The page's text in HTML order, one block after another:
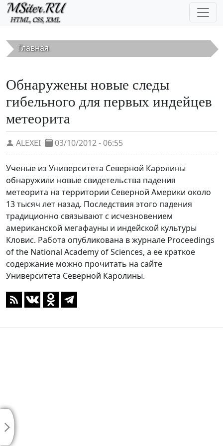
Перейти к основному содержанию
Главная
Обнаружены новые следы
гибельного для первых индейцев
метеорита
ALEXEI 03/10/2012 - 06:55
Ученые из Университета Северной Каролины
обнаружили новые свидетельства падения
метеорита на территории Северной Америки около
13 тысяч лет назад. Последствия этого падения
традиционно связывают с исчезновением
американской мегафауны и индейской культуры
Кловис. Работа опубликована в журнале Proceedings
of the National Academy of Sciences, а ее краткое
содержание можно прочитать на сайте
Университета Северной Каролины.